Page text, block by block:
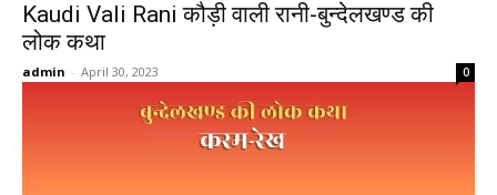
Kaudi Vali Rani कौड़ी वाली रानी-बुन्देलखण्ड की
लोक कथा
admin - April 30, 2023 0